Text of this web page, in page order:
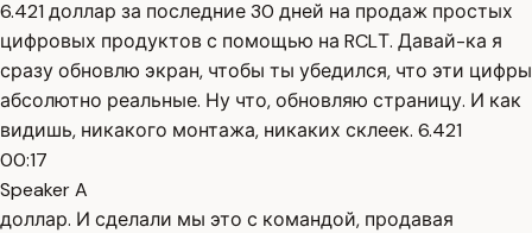
6.421 доллар за последние 30 дней на продаж простых
цифровых продуктов с помощью на RCLТ. Давай-ка я
сразу обновлю экран, чтобы ты убедился, что эти цифры
абсолютно реальные. Ну что, обновляю страницу. И как
видишь, никакого монтажа, никаких склеек. 6.421
00:17
Speaker A
доллар. И сделали мы это с командой, продавая